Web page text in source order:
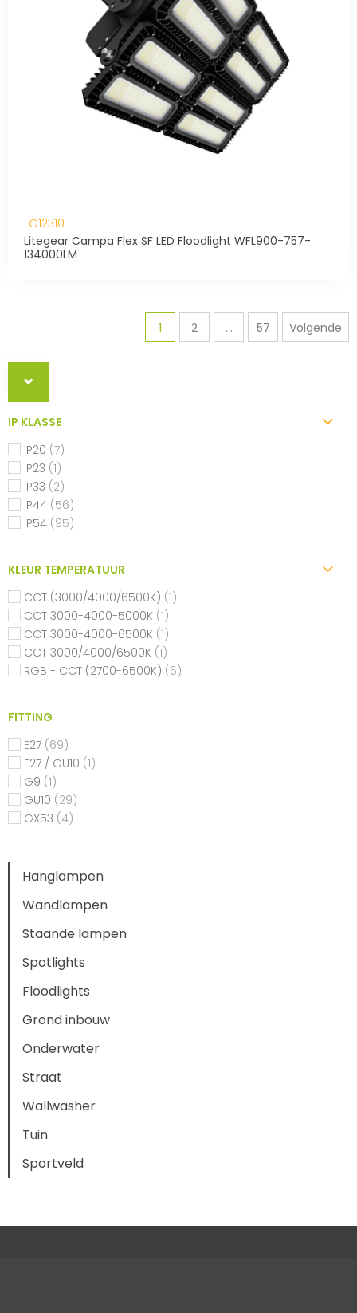
LG12310
Litegear Campa Flex SF LED Floodlight WFL900-757-
134000LM
1 2 ... 57 Volgende
IP KLASSE
IP20 (7)
IP23 (1)
IP33 (2)
IP44 (56)
IP54 (95)
KLEUR TEMPERATUUR
CCT (3000/4000/6500K) (1)
CCT 3000-4000-5000K (1)
CCT 3000-4000-6500K (1)
CCT 3000/4000/6500K (1)
RGB - CCT (2700-6500K) (6)
FITTING
E27 (69)
E27 / GU10 (1)
G9 (1)
GU10 (29)
GX53 (4)
Hanglampen
Wandlampen
Staande lampen
Spotlights
Floodlights
Grond inbouw
Onderwater
Straat
Wallwasher
Tuin
Sportveld